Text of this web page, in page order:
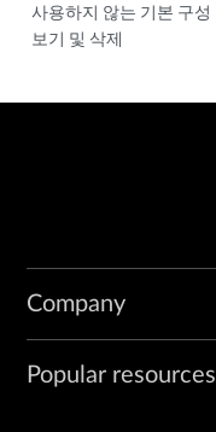
사용하지 않는 기본 구성
보기 및 삭제
Company
Popular resources